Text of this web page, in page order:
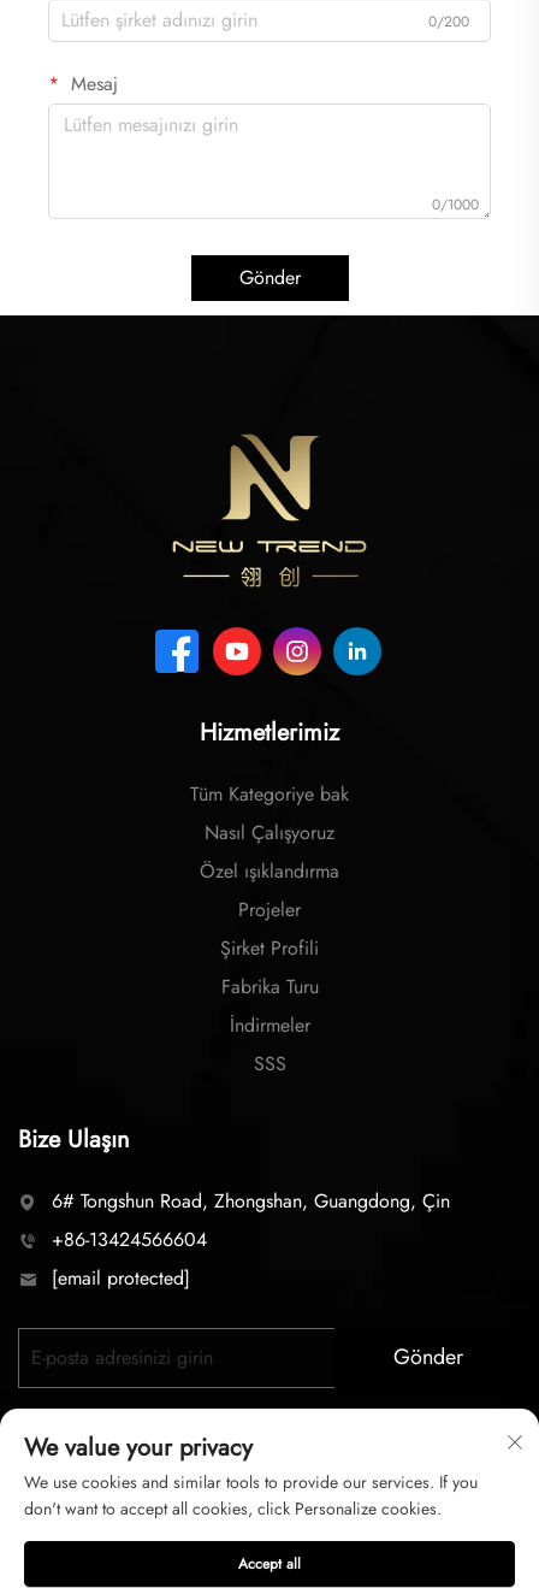
0/200
Mesaj
0/1000
Gönder
Hizmetlerimiz
Tüm Kategoriye bak
Nasıl Çalışyoruz
Özel ışıklandırma
Projeler
Şirket Profili
Fabrika Turu
İndirmeler
SSS
Bize Ulaşın
6# Tongshun Road, Zhongshan, Guangdong, Çin
+86-13424566604
[email protected]
Gönder
Telif hakkı © 2026 zhongshan LC lighting Co.,LTD. Tüm
hakları saklıdır
We value your privacy
We use cookies and similar tools to provide our services. If you
don't want to accept all cookies, click Personalize cookies.
Accept all